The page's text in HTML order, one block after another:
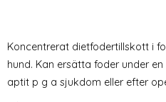
Koncentrerat dietfodertillskott i
hund. Kan ersätta foder under
aptit p g a sjukdom eller efter